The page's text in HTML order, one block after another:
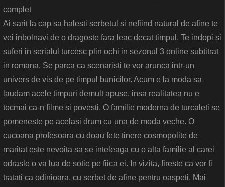
complet
Ai sarit la cap sa halesti serbetul si nefiind natural de afine te
vei inbolnavi de o dragoste fara leac decat timpul. Te indopi si
suferi in serialul turcesc plin ochi in sezonul 3 online subtitrat
in romana. Se parca ca scenaristi te vor arunca intr-un
univers de vis de pe timpul bunicilor. Acum e la moda sa
laudam acele timpuri demult apuse, insa realitatea nu e
tocmai ca-n filme si povesti. O familie moderna de turcaleti se
pomeneste pe acelasi drum cu una de moda veche. O
cucoana profesoara cu doau fete tinere cosmopolite de
maritat este nevoita sa se inteleaga cu o alta familie al carei
odrasle o va lua de sotie pe fiica ei. In vizita, fireste ca vor fi
tratati ca odinioara, cu serbet de afine pentru oaspeti. Mai